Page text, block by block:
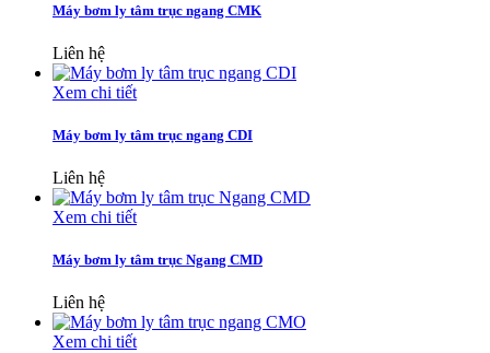
Máy bơm ly tâm trục ngang CMK
Liên hệ
Xem chi tiết
Máy bơm ly tâm trục ngang CDI
Liên hệ
Xem chi tiết
Máy bơm ly tâm trục Ngang CMD
Liên hệ
Xem chi tiết